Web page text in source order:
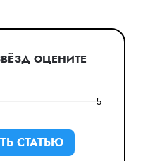
ОЦЕНИТЕ
5
СТАТЬЮ